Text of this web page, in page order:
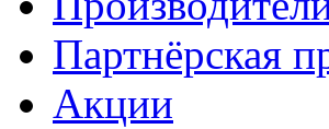
Партнёрская
Акции